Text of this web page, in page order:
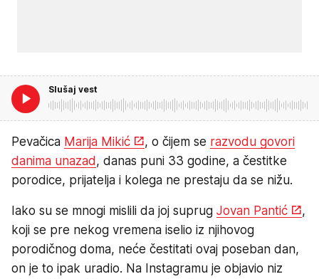
Slušaj vest
Pevačica Marija Mikić , o čijem se razvodu govori
danima unazad, danas puni 33 godine, a čestitke
porodice, prijatelja i kolega ne prestaju da se nižu.
Iako su se mnogi mislili da joj suprug Jovan Pantić
,
koji se pre nekog vremena iselio iz njihovog
porodičnog doma, neće čestitati ovaj poseban dan,
on je to ipak uradio. Na Instagramu je objavio niz